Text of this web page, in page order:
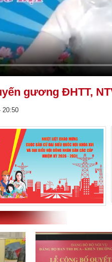
gương ĐHTT,
20:50